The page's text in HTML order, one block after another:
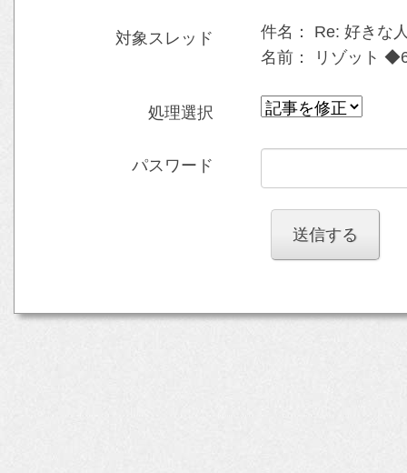
対象スレッド 件名： Re: 好きな
名前：
リゾット
処理選択
パスワード